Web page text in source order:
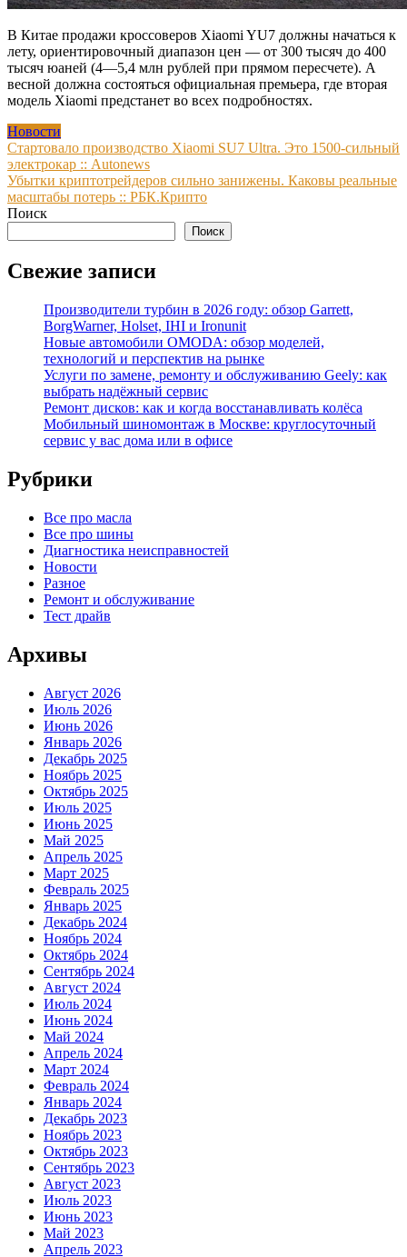
В Китае продажи кроссоверов Xiaomi YU7 должны начаться к
лету, ориентировочный диапазон цен — от 300 тысяч до 400
тысяч юаней (4—5,4 млн рублей при прямом пересчете). А
весной должна состояться официальная премьера, где вторая
модель Xiaomi предстанет во всех подробностях.
Новости
Навигация
по
записям
Стартовало производство Xiaomi SU7 Ultra. Это 1500-сильный
электрокар :: Autonews
Убытки криптотрейдеров сильно занижены. Каковы реальные
масштабы потерь :: РБК.Крипто
Поиск
Поиск
Свежие записи
Производители турбин в 2026 году: обзор Garrett,
BorgWarner, Holset, IHI и Ironunit
Новые автомобили OMODA: обзор моделей,
технологий и перспектив на рынке
Услуги по замене, ремонту и обслуживанию Geely: как
выбрать надёжный сервис
Ремонт дисков: как и когда восстанавливать колёса
Мобильный шиномонтаж в Москве: круглосуточный
сервис у вас дома или в офисе
Рубрики
Все про масла
Все про шины
Диагностика неисправностей
Новости
Разное
Ремонт и обслуживание
Тест драйв
Архивы
Август 2026
Июль 2026
Июнь 2026
Январь 2026
Декабрь 2025
Ноябрь 2025
Октябрь 2025
Июль 2025
Июнь 2025
Май 2025
Апрель 2025
Март 2025
Февраль 2025
Январь 2025
Декабрь 2024
Ноябрь 2024
Октябрь 2024
Сентябрь 2024
Август 2024
Июль 2024
Июнь 2024
Май 2024
Апрель 2024
Март 2024
Февраль 2024
Январь 2024
Декабрь 2023
Ноябрь 2023
Октябрь 2023
Сентябрь 2023
Август 2023
Июль 2023
Июнь 2023
Май 2023
Апрель 2023